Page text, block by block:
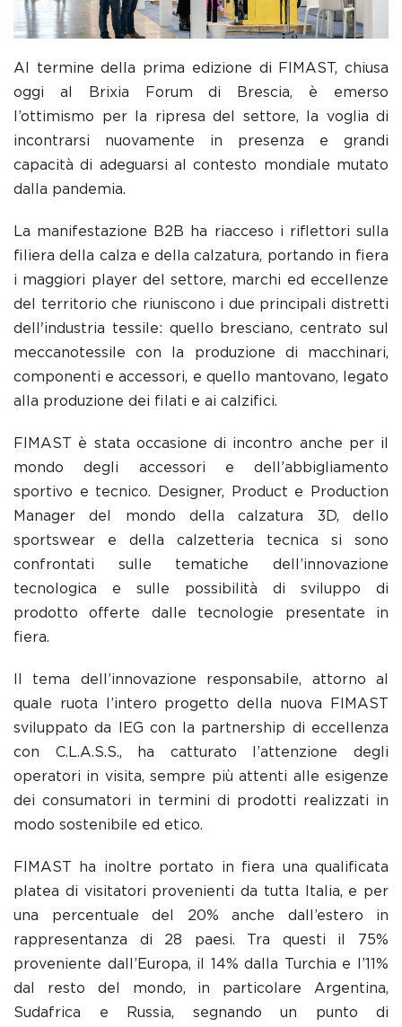
Al termine della prima edizione di FIMAST, chiusa
oggi al Brixia Forum di Brescia, è emerso
l’ottimismo per la ripresa del settore, la voglia di
incontrarsi nuovamente in presenza e grandi
capacità di adeguarsi al contesto mondiale mutato
dalla pandemia.
La manifestazione B2B ha riacceso i riflettori sulla
filiera della calza e della calzatura, portando in fiera
i maggiori player del settore, marchi ed eccellenze
del territorio che riuniscono i due principali distretti
dell'industria tessile: quello bresciano, centrato sul
meccanotessile con la produzione di macchinari,
componenti e accessori, e quello mantovano, legato
alla produzione dei filati e ai calzifici.
FIMAST è stata occasione di incontro anche per il
mondo degli accessori e dell’abbigliamento
sportivo e tecnico. Designer, Product e Production
Manager del mondo della calzatura 3D, dello
sportswear e della calzetteria tecnica si sono
confrontati sulle tematiche dell’innovazione
tecnologica e sulle possibilità di sviluppo di
prodotto offerte dalle tecnologie presentate in
fiera.
Il tema dell’innovazione responsabile, attorno al
quale ruota l’intero progetto della nuova FIMAST
sviluppato da IEG con la partnership di eccellenza
con C.L.A.S.S., ha catturato l’attenzione degli
operatori in visita, sempre più attenti alle esigenze
dei consumatori in termini di prodotti realizzati in
modo sostenibile ed etico.
FIMAST ha inoltre portato in fiera una qualificata
platea di visitatori provenienti da tutta Italia, e per
una percentuale del 20% anche dall’estero in
rappresentanza di 28 paesi. Tra questi il 75%
proveniente dall’Europa, il 14% dalla Turchia e l’11%
dal resto del mondo, in particolare Argentina,
Sudafrica e Russia, segnando un punto di